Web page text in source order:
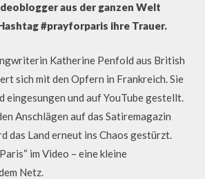
aus der ganzen Welt
#prayforparis ihre Trauer.
Katherine Penfold aus British
sich mit den Opfern in Frankreich. Sie
eingesungen und auf YouTube gestellt.
Anschlägen auf das Satiremagazin
das Land erneut ins Chaos gestürzt.
im Video – eine kleine
Netz.